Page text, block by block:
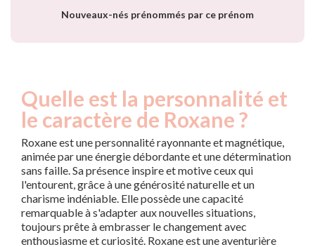
Nouveaux-nés prénommés par ce prénom
Quelle est la personnalité et
le caractère de Roxane ?
Roxane est une personnalité rayonnante et magnétique,
animée par une énergie débordante et une détermination
sans faille. Sa présence inspire et motive ceux qui
l'entourent, grâce à une générosité naturelle et un
charisme indéniable. Elle possède une capacité
remarquable à s'adapter aux nouvelles situations,
toujours prête à embrasser le changement avec
enthousiasme et curiosité. Roxane est une aventurière